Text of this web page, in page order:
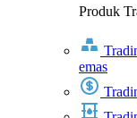
Produk
emas